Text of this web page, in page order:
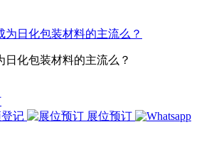
日化包装材料的主流么？
记
展位预订